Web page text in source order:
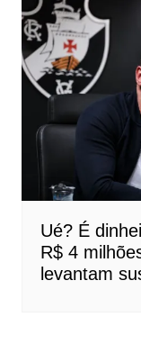
Ué? É
R$ 4
levantam